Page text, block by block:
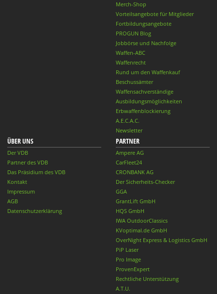
Merch-Shop
Vorteilsangebote für Mitglieder
Fortbildungsangebote
PROGUN Blog
Jobbörse und Nachfolge
Waffen-ABC
Waffenrecht
Rund um den Waffenkauf
Beschussämter
Waffensachverständige
Ausbildungsmöglichkeiten
Erbwaffenblockierung
A.E.C.A.C.
Newsletter
ÜBER UNS
Der VDB
Partner des VDB
Das Präsidium des VDB
Kontakt
Impressum
AGB
Datenschutzerklärung
PARTNER
Ampere AG
CarFleet24
CRONBANK AG
Der Sicherheits-Checker
GGA
GrantLift GmbH
HQS GmbH
IWA OutdoorClassics
KVoptimal.de GmbH
OverNight Express & Logistics GmbH
PiP Laser
Pro Image
ProvenExpert
Rechtliche Unterstützung
A.T.U.